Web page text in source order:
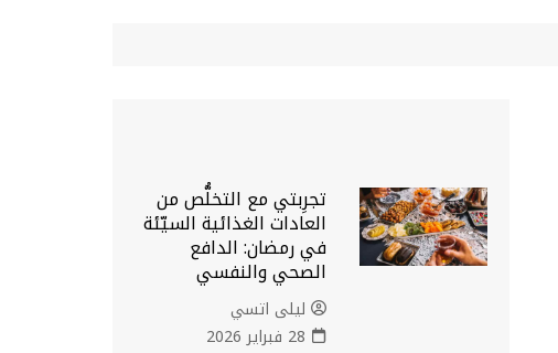
تجرِبتي مع التخلُّص من
العادات الغذائية السيّئة
في رمضان: الدافع
الصحي والنفسي
ليلى اتسي
28 فبراير 2026